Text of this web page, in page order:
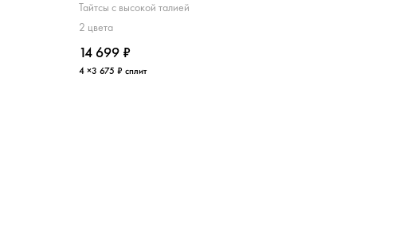
Тайтсы с высокой талией
2 цвета
14 699 ₽
4 ×3 675 ₽ сплит